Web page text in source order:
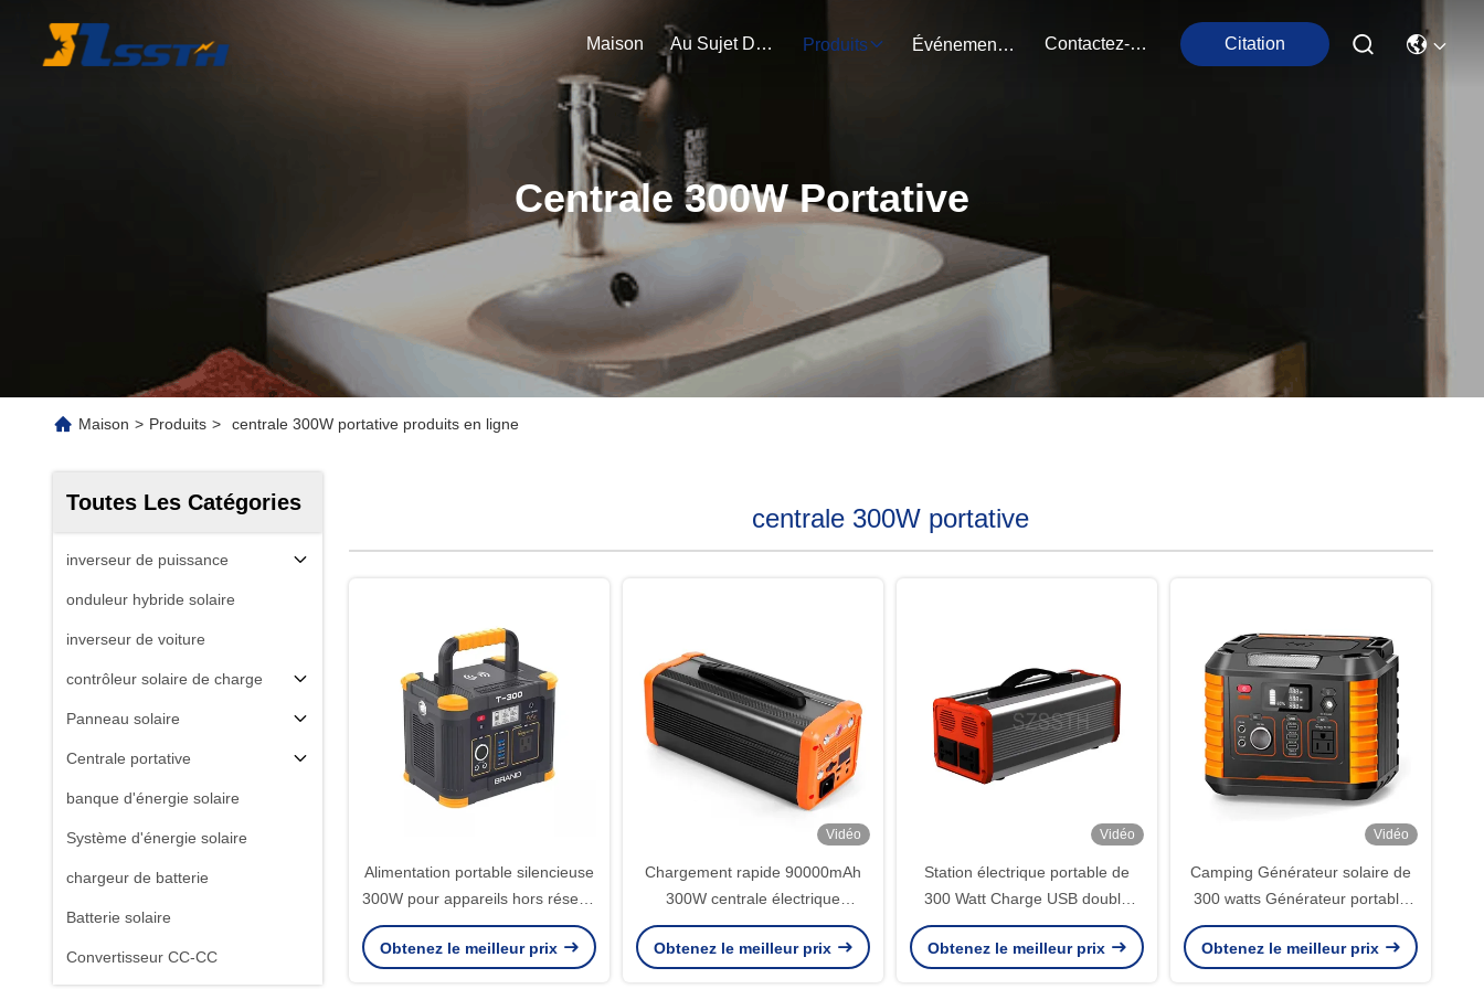
Maison Au Sujet De Nous Produits Événements Contactez-Nous Citation
Centrale 300W Portative
Maison > Produits > centrale 300W portative produits en ligne
Toutes Les Catégories
inverseur de puissance
onduleur hybride solaire
inverseur de voiture
contrôleur solaire de charge
Panneau solaire
Centrale portative
banque d'énergie solaire
Système d'énergie solaire
chargeur de batterie
Batterie solaire
Convertisseur CC-CC
centrale 300W portative
Alimentation portable silencieuse
300W pour appareils hors réseau
et voyages en voiture
Obtenez le meilleur prix
Vidéo
Chargement rapide 90000mAh
300W centrale électrique
portable pour tentes de camping
extérieures 220V 110V
Obtenez le meilleur prix
Vidéo
Station électrique portable de
300 Watt Charge USB double
Camping alimentation électrique
portable avec QC3.0
Obtenez le meilleur prix
Vidéo
Camping Générateur solaire de
300 watts Générateur portable
de 300 watts avec recharge sans
fil
Obtenez le meilleur prix